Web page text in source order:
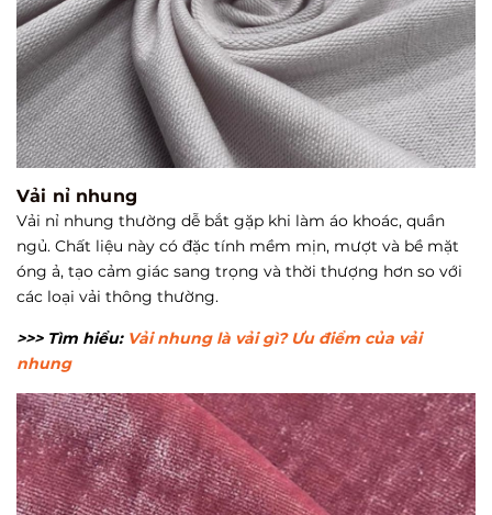
Vải nỉ nhung
Vải nỉ nhung thường dễ bắt gặp khi làm áo khoác, quần
ngủ. Chất liệu này có đặc tính mềm mịn, mượt và bề mặt
óng ả, tạo cảm giác sang trọng và thời thượng hơn so với
các loại vải thông thường.
>>> Tìm hiểu: Vải nhung là vải gì? Ưu điểm của vải
nhung